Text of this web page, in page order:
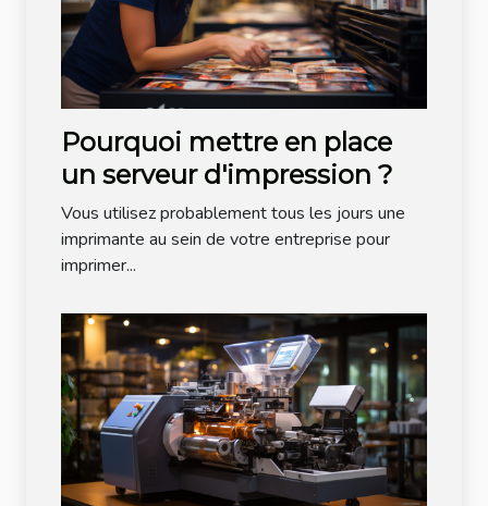
Pourquoi mettre en place
un serveur d'impression ?
Vous utilisez probablement tous les jours une
imprimante au sein de votre entreprise pour
imprimer...